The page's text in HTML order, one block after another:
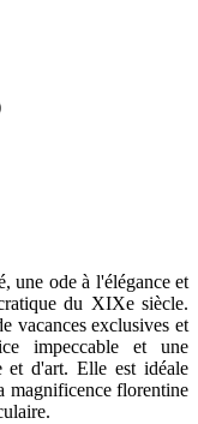
une ode à l'élégance et
du XIXe siècle.
vacances exclusives et
impeccable et une
et d'art. Elle est idéale
magnificence florentine